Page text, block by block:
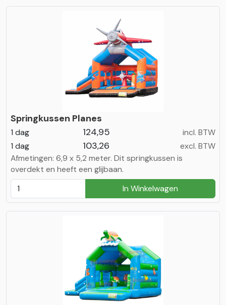
Springkussen Planes
1 dag 124,95
incl. BTW
1 dag
103,26
excl. BTW
Afmetingen: 6,9 x 5,2 meter. Dit springkussen is
overdekt en heeft een glijbaan.
In Winkelwagen